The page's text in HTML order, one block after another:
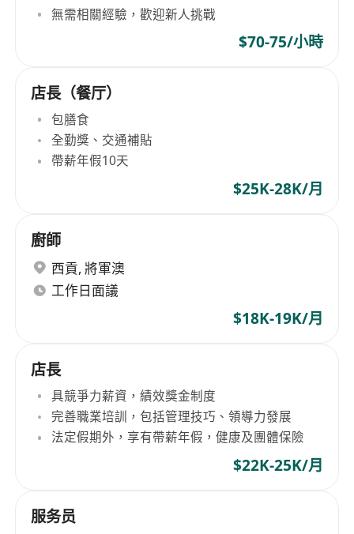
無需相關經驗，歡迎新人挑戰
$70-75/小時
店長（餐厅）
包膳食
全勤獎、交通補貼
帶薪年假10天
$25K-28K/月
廚師
西貢, 將軍澳
工作日面議
$18K-19K/月
店長
具競爭力薪資，績效獎金制度
完善職業培訓，包括管理技巧、領導力發展
法定假期外，享有帶薪年假，健康及團體保險
$22K-25K/月
服务员